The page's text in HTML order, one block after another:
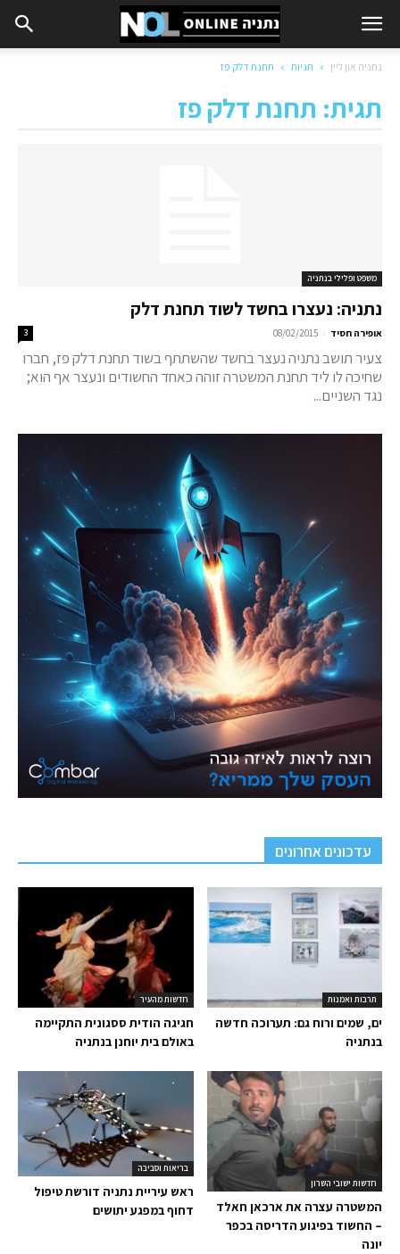
נתניה און ליין תגיות תחנת דלק פז
תגית: תחנת דלק פז
משפט ופלילי בנתניה
נתניה: נעצרו בחשד לשוד תחנת דלק
אופירה חסיד -
08/02/2015
3
צעיר תושב נתניה נעצר בחשד שהשתתף בשוד תחנת דלק פז, חברו
שחיכה לו ליד תחנת המשטרה זוהה כאחד החשודים ונעצר אף הוא;
נגד השניים...
עדכונים אחרונים
חדשות מהעיר
חגיגה הודית ססגונית התקיימה
באולם בית יוחנן בנתניה
תרבות ואמנות
ים, שמים ורוח גם: תערוכה חדשה
בנתניה
בריאות וסביבה
ראש עיריית נתניה דורשת טיפול
דחוף במפגע יתושים
חדשות ישובי השרון
המשטרה עצרה את ארכאן חאלד
– החשוד בפיגוע הדריסה בכפר
יונה